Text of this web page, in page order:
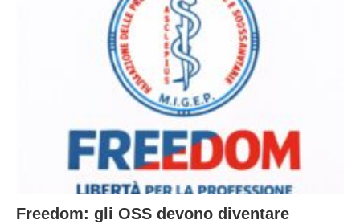
Freedom: gli OSS devono diventare